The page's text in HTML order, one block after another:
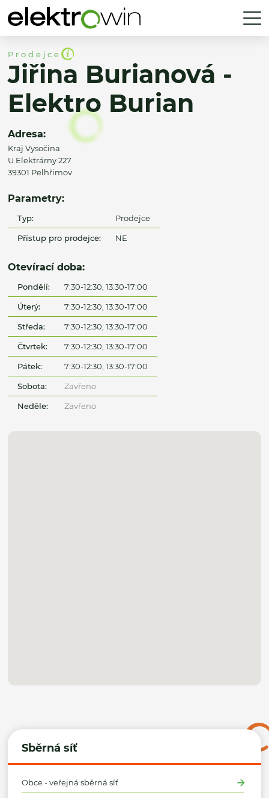
Sběrná síť
Obce - veřejná sběrná síť
Prodejce
Jiřina Burianová -
Elektro Burian
Adresa:
Kraj Vysočina
U Elektrárny 227
39301 Pelhřimov
Parametry:
Typ: Prodejce
Přístup pro prodejce: NE
Otevírací doba:
Pondělí: 7:30-12:30, 13:30-17:00
Úterý: 7:30-12:30, 13:30-17:00
Středa: 7:30-12:30, 13:30-17:00
Čtvrtek: 7:30-12:30, 13:30-17:00
Pátek: 7:30-12:30, 13:30-17:00
Sobota: Zavřeno
Neděle: Zavřeno